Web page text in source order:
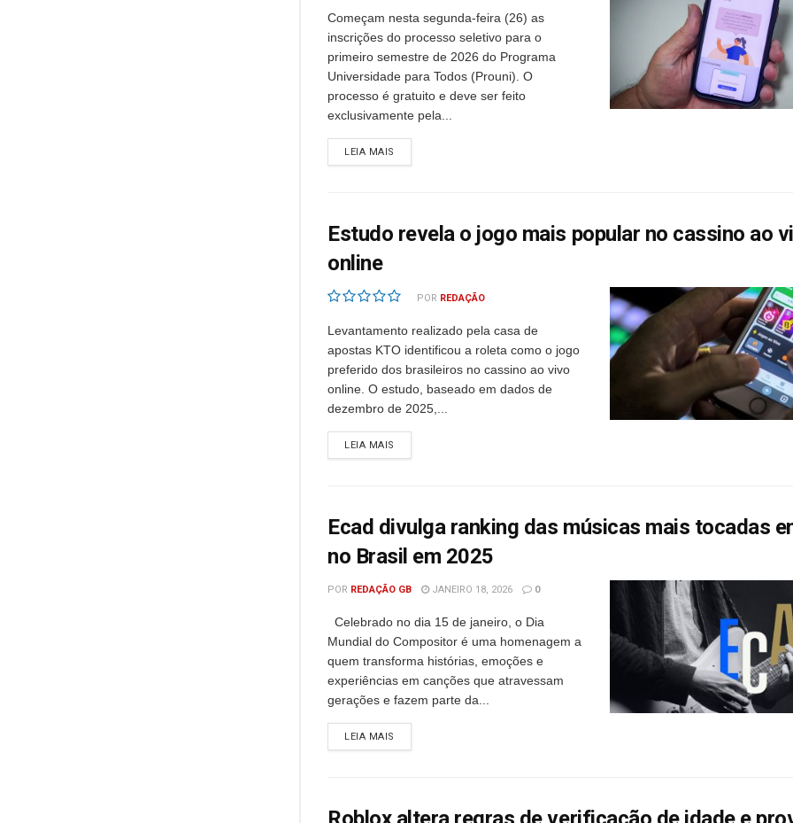
Começam nesta segunda-feira (26) as
inscrições do processo seletivo para o
primeiro semestre de 2026 do Programa
Universidade para Todos (Prouni). O
processo é gratuito e deve ser feito
exclusivamente pela...
LEIA MAIS
Estudo revela o jogo mais popular no cassino ao
online
POR REDAÇÃO
Levantamento realizado pela casa de
apostas KTO identificou a roleta como o jogo
preferido dos brasileiros no cassino ao vivo
online. O estudo, baseado em dados de
dezembro de 2025,...
LEIA MAIS
Ecad divulga ranking das músicas mais tocadas
no Brasil em 2025
POR REDAÇÃO GB JANEIRO 18, 2026 0
Celebrado no dia 15 de janeiro, o Dia
Mundial do Compositor é uma homenagem a
quem transforma histórias, emoções e
experiências em canções que atravessam
gerações e fazem parte da...
LEIA MAIS